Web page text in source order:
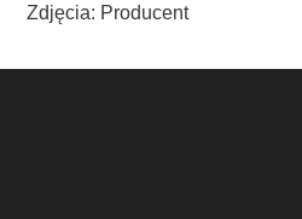
Zdjęcia: Producent